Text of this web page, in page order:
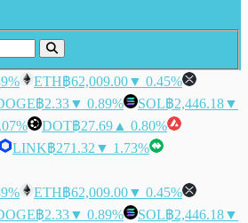
ETH฿62,009.00▼ 0.45%
฿2.33▼ 0.89% SOL฿2,446.18▼
DOT฿27.69 ▲ 0.80%
LINK฿271.32 ▼ 1.73%
ETH฿62,009.00▼ 0.45%
฿2.33▼ 0.89% SOL฿2,446.18▼